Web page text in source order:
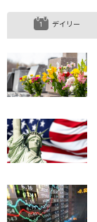
デイリー